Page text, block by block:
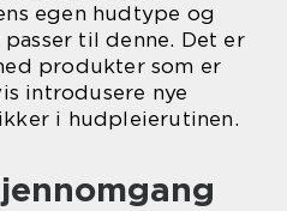
egen hudtype og
til denne. Det er
produkter som er
introdusere nye
i hudpleierutinen.